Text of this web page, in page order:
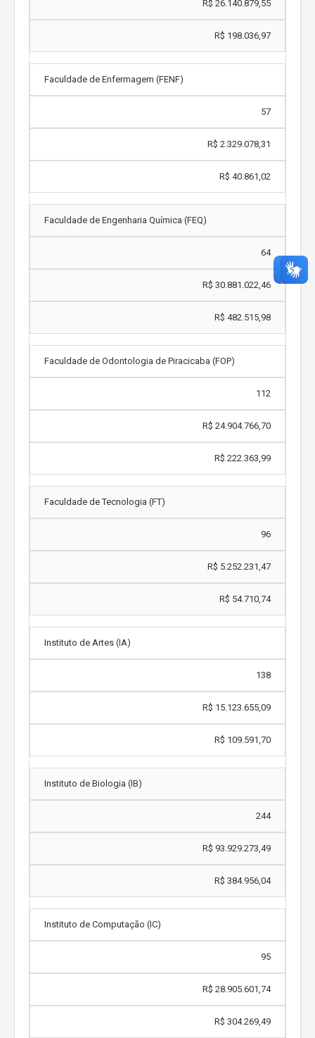
R$ 26.140.879,55
R$ 198.036,97
Faculdade de Enfermagem (FENF)
57
R$ 2.329.078,31
R$ 40.861,02
Faculdade de Engenharia Química (FEQ)
64
R$ 30.881.022,46
R$ 482.515,98
Faculdade de Odontologia de Piracicaba (FOP)
112
R$ 24.904.766,70
R$ 222.363,99
Faculdade de Tecnologia (FT)
96
R$ 5.252.231,47
R$ 54.710,74
Instituto de Artes (IA)
138
R$ 15.123.655,09
R$ 109.591,70
Instituto de Biologia (IB)
244
R$ 93.929.273,49
R$ 384.956,04
Instituto de Computação (IC)
95
R$ 28.905.601,74
R$ 304.269,49